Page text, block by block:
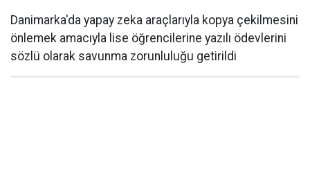
Danimarka'da yapay zeka araçlarıyla kopya çekilmesini
önlemek amacıyla lise öğrencilerine yazılı ödevlerini
sözlü olarak savunma zorunluluğu getirildi